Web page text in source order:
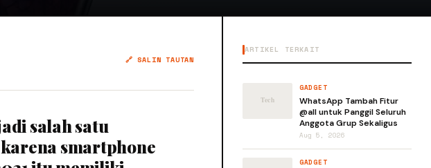
🔗 SALIN TAUTAN
salah satu
smartphone
ARTIKEL TERKAIT
GADGET
WhatsApp Tambah Fitur
@all untuk Panggil Seluruh
Anggota Grup Sekaligus
Aug 5, 2026
GADGET